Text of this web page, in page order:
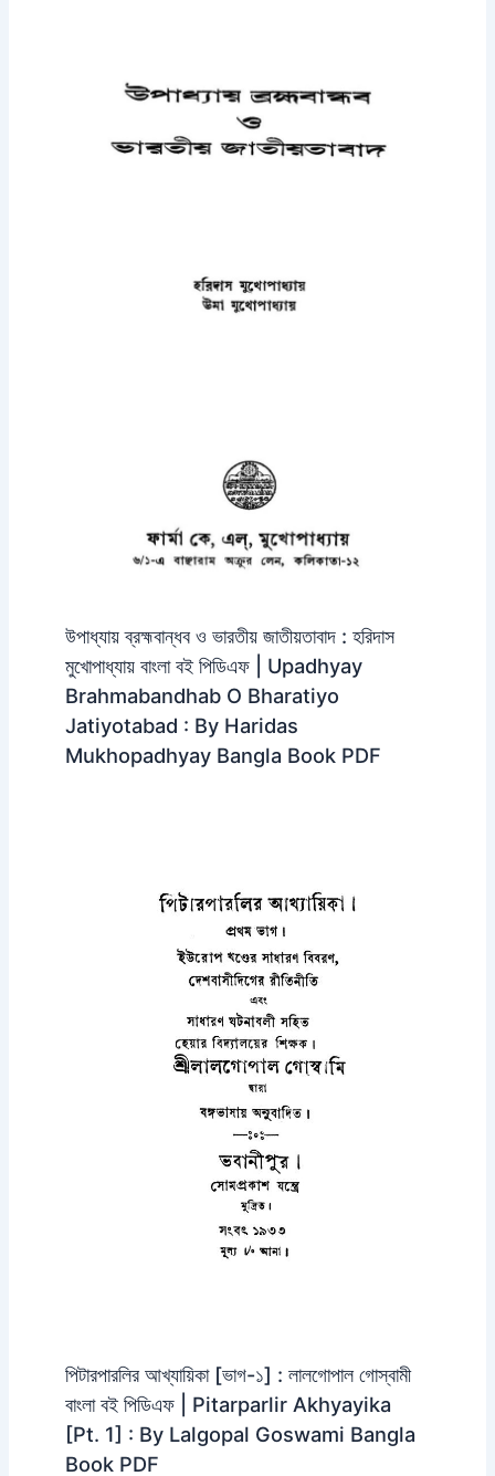
উপাধ্যায় ব্রহ্মবান্ধব ও ভারতীয় জাতীয়তাবাদ : হরিদাস
মুখোপাধ্যায় বাংলা বই পিডিএফ | Upadhyay
Brahmabandhab O Bharatiyo
Jatiyotabad : By Haridas
Mukhopadhyay Bangla Book PDF
পিটারপারলির আখ্যায়িকা [ভাগ-১] : লালগোপাল গোস্বামী
বাংলা বই পিডিএফ | Pitarparlir Akhyayika
[Pt. 1] : By Lalgopal Goswami Bangla
Book PDF